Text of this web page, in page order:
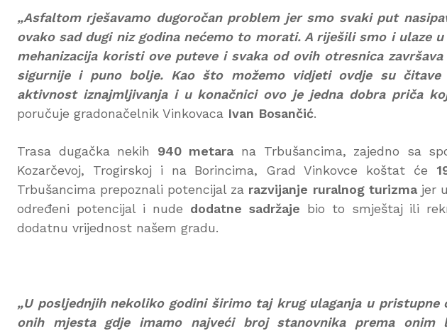
„Asfaltom rješavamo dugoročan problem jer smo svaki put
ovako sad dugi niz godina nećemo to morati. A riješili smo i ulaze
mehanizacija koristi ove puteve i svaka od ovih otresnica
sigurnije i puno bolje. Kao što možemo vidjeti ovdje su čitave
aktivnost iznajmljivanja i u konačnici ovo je jedna dobra priča
poručuje gradonačelnik Vinkovaca Ivan Bosančić.
Trasa dugačka nekih 940 metarana Trbušancima, zajedno sa
Kozarčevoj, Trogirskoj i na Borincima, Grad Vinkovce koštat će
Trbušancima prepoznali potencijal za razvijanje ruralnog turizmajer
određeni potencijal i nude dodatne sadržaje bio to smještaj ili
dodatnu vrijednost našem gradu.
„U posljednjih nekoliko godini širimo taj krug ulaganja u
onih mjesta gdje imamo najveći broj stanovnika prema onim